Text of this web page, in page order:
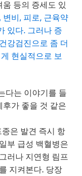
등의 증세도 있
비, 피로, 근육약
있다. 그러나 증
강검진으로 좀 더
현실적으로 보
다는 이야기를 들
가 좋을 것 같은
은 발견 즉시 항
부 급성 백혈병은
러나 지연형 림프
지켜본다. 당장